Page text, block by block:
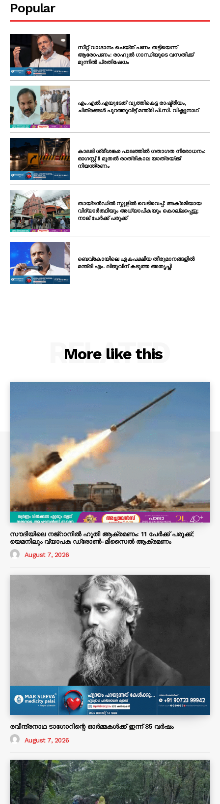
Popular
സീറ്റ് വാഗ്ദാനം ചെയ്ത് പണം തട്ടിയെന്ന്
ആരോപണം: രാഹുൽ ഗാന്ധിയുടെ വസതിക്ക്
മുന്നിൽ പ്രതിഷേധം
എം.എൽ.എയുടേത് വൃത്തികെട്ട രാഷ്ട്രീയം,
ചിത്രങ്ങൾ പുറത്തുവിട്ട് മന്ത്രി പി.സി. വിഷ്ണുനാഥ്
കാലടി ശ്രീശങ്കര പാലത്തിൽ ഗതാഗത നിരോധനം:
ഓഗസ്റ്റ് 8 മുതൽ രാത്രികാല യാത്രയ്ക്ക്
നിയന്ത്രണം
തായ്ലൻഡിൽ സ്കൂളിൽ വെടിവെപ്പ്: അക്രമിയായ
വിദ്യാർത്ഥിയും അധ്യാപികയും കൊല്ലപ്പെട്ടു;
നാല് പേർക്ക് പരുക്ക്
ബെവ്കോയിലെ ഏകപക്ഷീയ തീരുമാനങ്ങളിൽ
മന്ത്രി എം. ലിജുവിന് കടുത്ത അതൃപ്തി
More like this
RELATED
സൗദിയിലെ നജ്‌റാനിൽ ഹൂതി ആക്രമണം: 11 പേർക്ക് പരുക്ക്;
യെമനിലും വ്യാപക ഡ്രോൺ-മിസൈൽ ആക്രമണം
August 7, 2026
രവീന്ദ്രനാഥ ടാഗോറിന്റെ ഓർമ്മകൾക്ക് ഇന്ന് 85 വർഷം
August 7, 2026